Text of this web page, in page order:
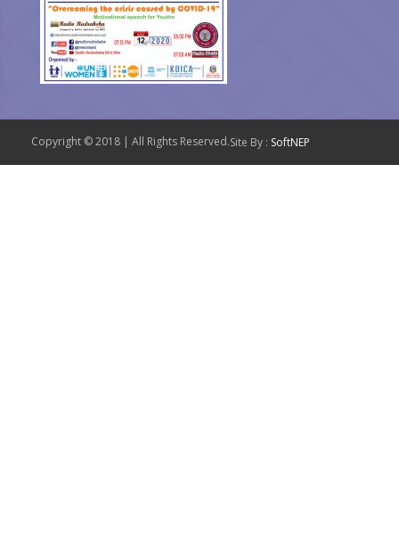
Copyright © 2018 | All Rights Reserved.Site By : SoftNEP